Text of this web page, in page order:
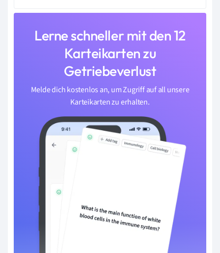
Lerne schneller mit den 12
Karteikarten zu
Getriebeverlust
Melde dich kostenlos an, um Zugriff auf all unsere
Karteikarten zu erhalten.